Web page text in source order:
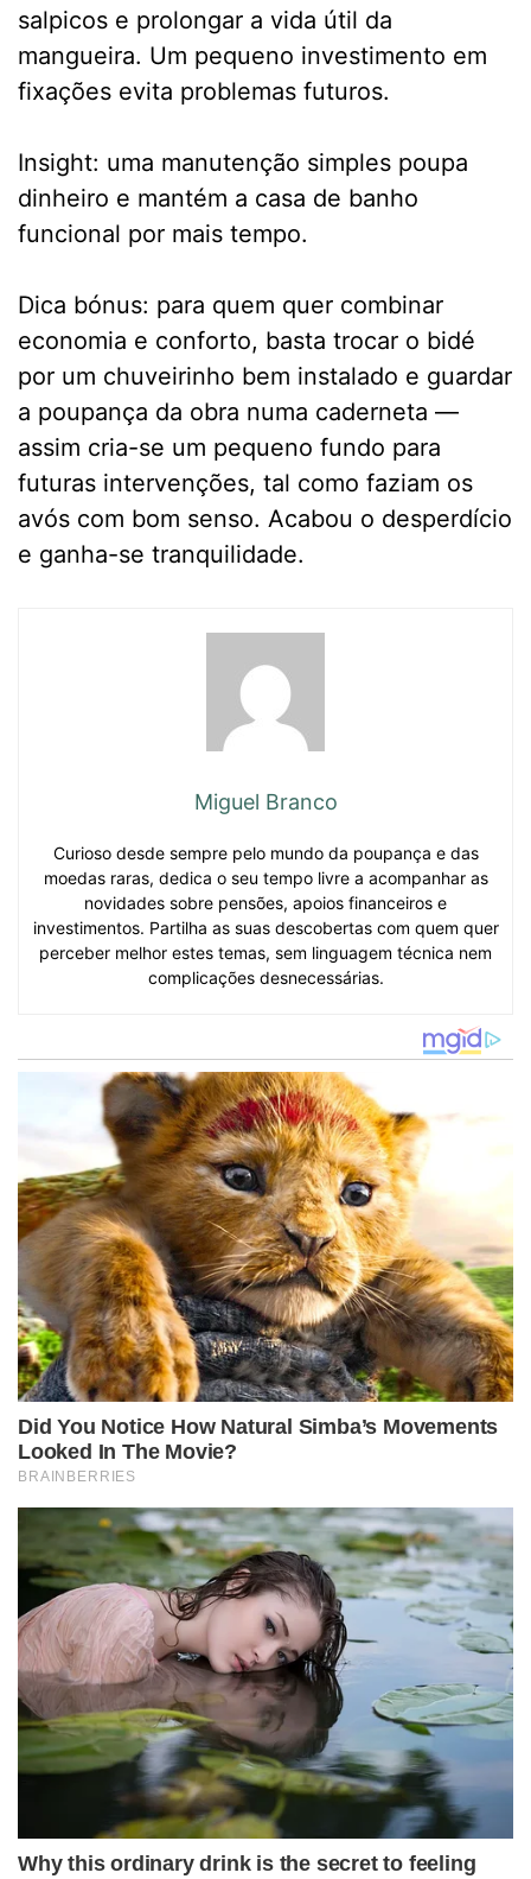
salpicos e prolongar a vida útil da
mangueira. Um pequeno investimento em
fixações evita problemas futuros.
Insight: uma manutenção simples poupa
dinheiro e mantém a casa de banho
funcional por mais tempo.
Dica bónus: para quem quer combinar
economia e conforto, basta trocar o bidé
por um chuveirinho bem instalado e guardar
a poupança da obra numa caderneta —
assim cria-se um pequeno fundo para
futuras intervenções, tal como faziam os
avós com bom senso. Acabou o desperdício
e ganha-se tranquilidade.
Miguel Branco
Curioso desde sempre pelo mundo da poupança e das
moedas raras, dedica o seu tempo livre a acompanhar as
novidades sobre pensões, apoios financeiros e
investimentos. Partilha as suas descobertas com quem quer
perceber melhor estes temas, sem linguagem técnica nem
complicações desnecessárias.